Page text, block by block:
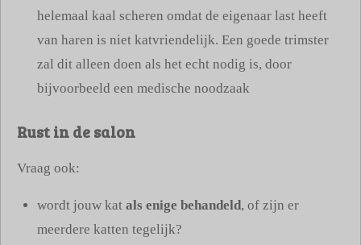
helemaal kaal scheren omdat de eigenaar last heeft
van haren is niet katvriendelijk. Een goede trimster
zal dit alleen doen als het echt nodig is, door
bijvoorbeeld een medische noodzaak
Rust in de salon
Vraag ook:
wordt jouw kat als enige behandeld, of zijn er
meerdere katten tegelijk?